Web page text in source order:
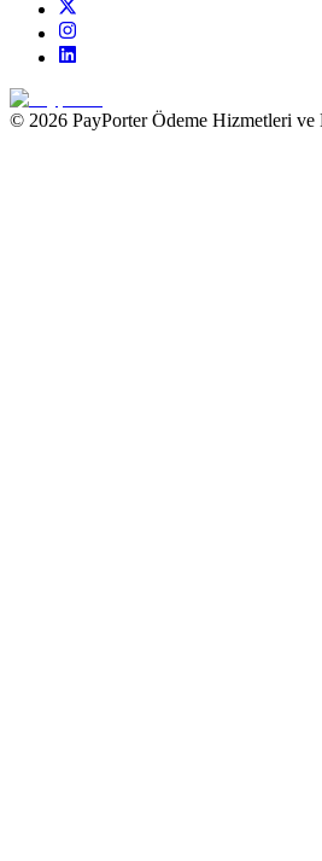
© 2026 PayPorter Ödeme Hizmetleri ve